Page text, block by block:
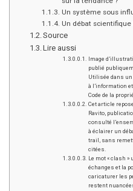
Un système sous
Un débat
Source
Lire aussi
Image
publié
Utilisée dans un
à l’information
Code de la
Cet article
Ravito,
consulté
à éclairer un
trail, sans
citées.
Le mot « clash
échanges et la
caricaturer les
restent